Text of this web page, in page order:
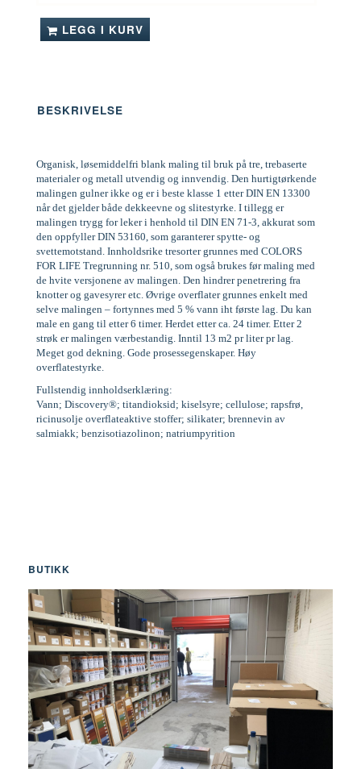
LEGG I KURV
BESKRIVELSE
Organisk, løsemiddelfri blank maling til bruk på tre, trebaserte
materialer og metall utvendig og innvendig. Den hurtigtørkende
malingen gulner ikke og er i beste klasse 1 etter DIN EN 13300
når det gjelder både dekkeevne og slitestyrke. I tillegg er
malingen trygg for leker i henhold til DIN EN 71-3, akkurat som
den oppfyller DIN 53160, som garanterer spytte- og
svettemotstand. Innholdsrike tresorter grunnes med COLORS
FOR LIFE Tregrunning nr. 510, som også brukes før maling med
de hvite versjonene av malingen. Den hindrer penetrering fra
knotter og gavesyrer etc. Øvrige overflater grunnes enkelt med
selve malingen – fortynnes med 5 % vann iht første lag. Du kan
male en gang til etter 6 timer. Herdet etter ca. 24 timer. Etter 2
strøk er malingen værbestandig. Inntil 13 m2 pr liter pr lag.
Meget god dekning. Gode prosessegenskaper. Høy
overflatestyrke.
Fullstendig innholdserklæring:
Vann; Discovery®; titandioksid; kiselsyre; cellulose; rapsfrø,
ricinusolje overflateaktive stoffer; silikater; brennevin av
salmiakk; benzisotiazolinon; natriumpyrition
BUTIKK